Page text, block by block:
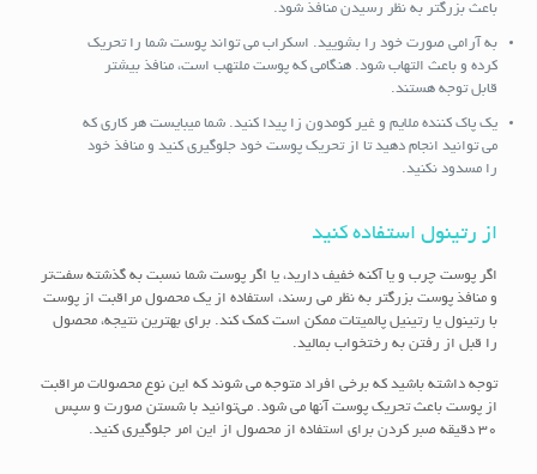
باعث بزرگتر به نظر رسیدن منافذ شود.
به آرامی صورت خود را بشویید. اسکراب می تواند پوست شما را تحریک
کرده و باعث التهاب شود. هنگامی که پوست ملتهب است، منافذ بیشتر
قابل توجه هستند.
یک پاک کننده ملایم و غیر کومدون زا پیدا کنید. شما میبایست هر کاری که
می توانید انجام دهید تا از تحریک پوست خود جلوگیری کنید و منافذ خود
را مسدود نکنید.
از رتینول استفاده کنید
اگر پوست چرب و یا آکنه خفیف دارید، یا اگر پوست شما نسبت به گذشته سفت‌تر
و منافذ پوست بزرگتر به نظر می رسند، استفاده از یک محصول مراقبت از پوست
با رتینول یا رتینیل پالمیتات ممکن است کمک کند. برای بهترین نتیجه، محصول
را قبل از رفتن به رختخواب بمالید.
توجه داشته باشید که برخی افراد متوجه می شوند که این نوع محصولات مراقبت
از پوست باعث تحریک پوست آنها می شود. می‌توانید با شستن صورت و سپس
30 دقیقه صبر کردن برای استفاده از محصول از این امر جلوگیری کنید.